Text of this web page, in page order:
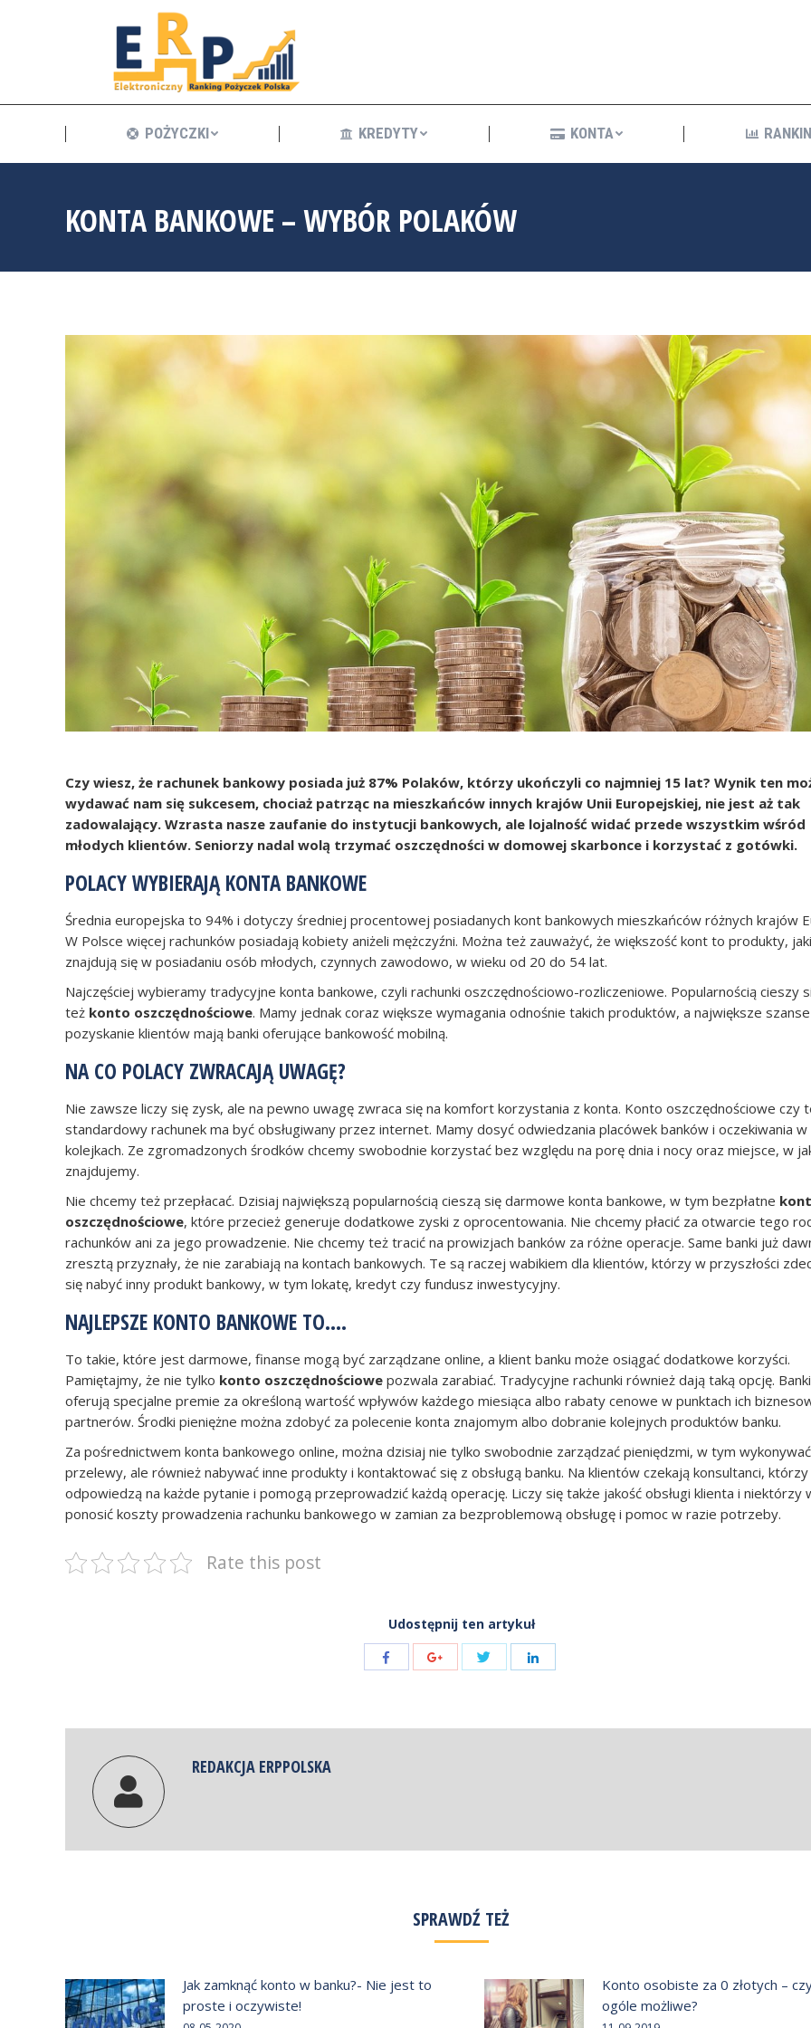
POŻYCZKI KREDYTY KONTA
KONTA BANKOWE – WYBÓR POLAKÓW
Czy wiesz, że rachunek bankowy posiada już 87% Polaków, którzy ukończyli co najmniej 15 lat? Wynik ten
wydawać nam się sukcesem, chociaż patrząc na mieszkańców innych krajów Unii Europejskiej, nie jest aż tak
zadowalający. Wzrasta nasze zaufanie do instytucji bankowych, ale lojalność widać przede wszystkim wśród
młodych klientów. Seniorzy nadal wolą trzymać oszczędności w domowej skarbonce i korzystać z gotówki.
POLACY WYBIERAJĄ KONTA BANKOWE
Średnia europejska to 94% i dotyczy średniej procentowej posiadanych kont bankowych mieszkańców różnych krajów
W Polsce więcej rachunków posiadają kobiety aniżeli mężczyźni. Można też zauważyć, że większość kont to produkty,
znajdują się w posiadaniu osób młodych, czynnych zawodowo, w wieku od 20 do 54 lat.
Najczęściej wybieramy tradycyjne konta bankowe, czyli rachunki oszczędnościowo-rozliczeniowe. Popularnością cieszy
też konto oszczędnościowe. Mamy jednak coraz większe wymagania odnośnie takich produktów, a największe
pozyskanie klientów mają banki oferujące bankowość mobilną.
NA CO POLACY ZWRACAJĄ UWAGĘ?
Nie zawsze liczy się zysk, ale na pewno uwagę zwraca się na komfort korzystania z konta. Konto oszczędnościowe czy
standardowy rachunek ma być obsługiwany przez internet. Mamy dosyć odwiedzania placówek banków i oczekiwania w
kolejkach. Ze zgromadzonych środków chcemy swobodnie korzystać bez względu na porę dnia i nocy oraz miejsce, w
znajdujemy.
Nie chcemy też przepłacać. Dzisiaj największą popularnością cieszą się darmowe konta bankowe, w tym bezpłatne
oszczędnościowe, które przecież generuje dodatkowe zyski z oprocentowania. Nie chcemy płacić za otwarcie tego
rachunków ani za jego prowadzenie. Nie chcemy też tracić na prowizjach banków za różne operacje. Same banki już
zresztą przyznały, że nie zarabiają na kontach bankowych. Te są raczej wabikiem dla klientów, którzy w przyszłości
się nabyć inny produkt bankowy, w tym lokatę, kredyt czy fundusz inwestycyjny.
NAJLEPSZE KONTO BANKOWE TO….
To takie, które jest darmowe, finanse mogą być zarządzane online, a klient banku może osiągać dodatkowe korzyści.
Pamiętajmy, że nie tylko konto oszczędnościowe pozwala zarabiać. Tradycyjne rachunki również dają taką opcję. Banki
oferują specjalne premie za określoną wartość wpływów każdego miesiąca albo rabaty cenowe w punktach ich
partnerów. Środki pieniężne można zdobyć za polecenie konta znajomym albo dobranie kolejnych produktów banku.
Za pośrednictwem konta bankowego online, można dzisiaj nie tylko swobodnie zarządzać pieniędzmi, w tym wykonywać
przelewy, ale również nabywać inne produkty i kontaktować się z obsługą banku. Na klientów czekają konsultanci, którzy
odpowiedzą na każde pytanie i pomogą przeprowadzić każdą operację. Liczy się także jakość obsługi klienta i niektórzy
ponosić koszty prowadzenia rachunku bankowego w zamian za bezproblemową obsługę i pomoc w razie potrzeby.
Rate this post
Udostępnij ten artykuł
Share Share
Share
Share
REDAKCJA ERPPOLSKA
SPRAWDŹ TEŻ
Jak zamknąć konto w banku?- Nie jest to
proste i oczywiste!
Konto osobiste za 0 złotych –
ogóle możliwe?
POŻYCZKI